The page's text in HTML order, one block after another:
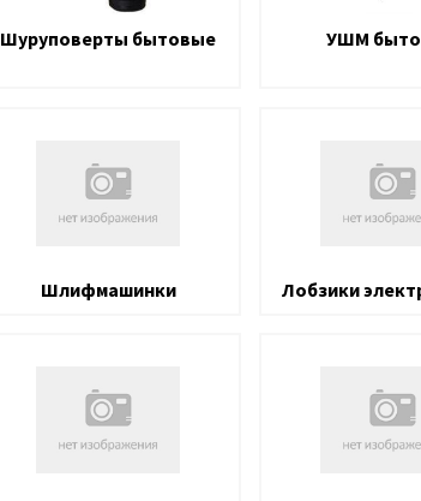
Шуруповерты бытовые УШМ
Шлифмашинки Лобзики